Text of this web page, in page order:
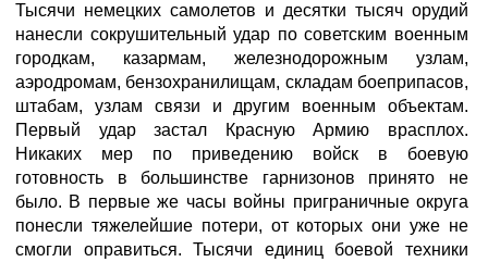
Тысячи немецких самолетов и десятки тысяч орудий
нанесли сокрушительный удар по советским военным
городкам, казармам, железнодорожным узлам,
аэродромам, бензохранилищам, складам боеприпасов,
штабам, узлам связи и другим военным объектам.
Первый удар застал Красную Армию врасплох.
Никаких мер по приведению войск в боевую
готовность в большинстве гарнизонов принято не
было. В первые же часы войны приграничные округа
понесли тяжелейшие потери, от которых они уже не
смогли оправиться. Тысячи единиц боевой техники